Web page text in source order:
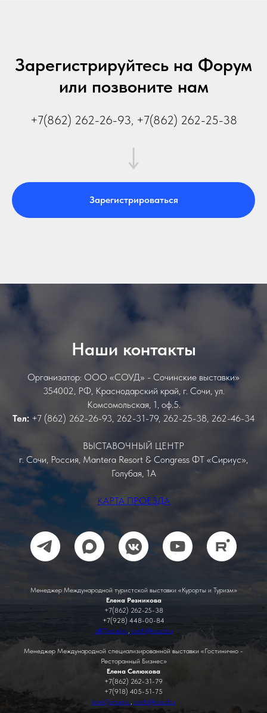
Зарегистрируйтесь на Форум
или позвоните нам
+7(862) 262-26-93, +7(862) 262-25-38
Зарегистрироваться
Наши контакты
Организатор: ООО «СОУД» - Сочинские выставки»
354002, РФ, Краснодарский край, г. Сочи, ул.
Комсомольская, 1, оф.5.
Тел:+7 (862) 262-26-93, 262-31-79, 262-25-38, 262-46-34
ВЫСТАВОЧНЫЙ ЦЕНТР
г. Сочи, Россия, Mantera Resort & Congress ФТ «Сириус»,
Голубая, 1А
КАРТА ПРОЕЗДА
Менеджер Международной туристской выставки «Курорты и Туризм»
Елена Резникова
+7(862) 262-25-38
+7(928) 448-00-84
alf@soud.ru sochi@soud.ru
Менеджер Международной специализированной выставки «Гостинично -
Ресторанный Бизнес»
Елена Селюкова
+7(862) 262-31-79
+7(918) 405-51-75
lena@soud.ru sochi@soud.ru